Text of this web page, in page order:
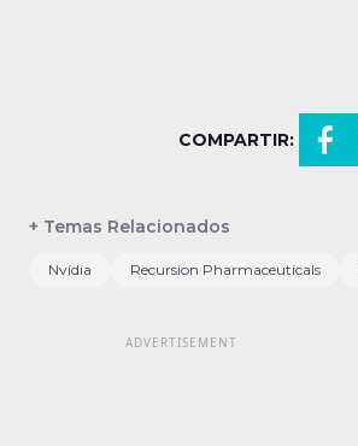
COMPARTIR:
+ Temas Relacionados
Nvidia Recursion Pharmaceuticals